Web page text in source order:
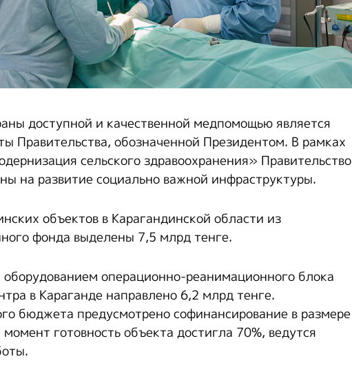
доступной и качественной медпомощью является
Правительства, обозначенной Президентом. В рамках
сельского здравоохранения» Правительство
на развитие социально важной инфраструктуры.
объектов в Карагандинской области из
фонда выделены 7,5 млрд тенге.
операционно-реанимационного блока
в Караганде направлено 6,2 млрд тенге.
бюджета предусмотрено софинансирование в размере
готовность объекта достигла 70%, ведутся